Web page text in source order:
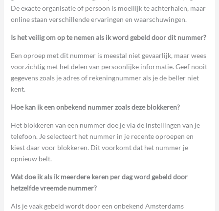
De exacte organisatie of persoon is moeilijk te achterhalen, maar
online staan verschillende ervaringen en waarschuwingen.
Is het veilig om op te nemen als ik word gebeld door dit nummer?
Een oproep met dit nummer is meestal niet gevaarlijk, maar wees
voorzichtig met het delen van persoonlijke informatie. Geef nooit
gegevens zoals je adres of rekeningnummer als je de beller niet
kent.
Hoe kan ik een onbekend nummer zoals deze blokkeren?
Het blokkeren van een nummer doe je via de instellingen van je
telefoon. Je selecteert het nummer in je recente oproepen en
kiest daar voor blokkeren. Dit voorkomt dat het nummer je
opnieuw belt.
Wat doe ik als ik meerdere keren per dag word gebeld door
hetzelfde vreemde nummer?
Als je vaak gebeld wordt door een onbekend Amsterdams